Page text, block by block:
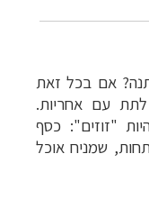
אם בכל זאת
עם אחריות.
"זוזים": כסף
שמניח אוכל